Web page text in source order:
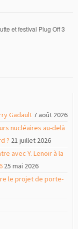
et festival Plug Off 3
Gadault 7 août 2026
nucléaires au-delà
? 21 juillet 2026
avec Y. Lenoir à la
25 mai 2026
le projet de porte-